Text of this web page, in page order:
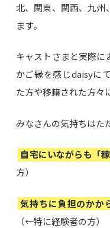
北、関東、関西、九州
ます。
キャストさまと実際
かご縁を感じdaisyに
た方や移籍された方々
みなさんの気持ちはた
自宅にいながらも「
方）
気持ちに負担のかか
（←特に経験者の方）